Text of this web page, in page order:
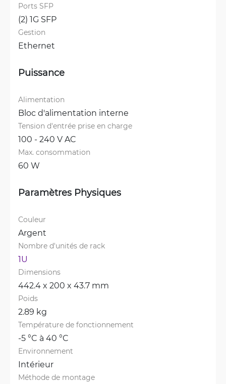
Ports SFP
(2) 1G SFP
Gestion
Ethernet
Puissance
Alimentation
Bloc d'alimentation interne
Tension d'entrée prise en charge
100 - 240 V AC
Max. consommation
60 W
Paramètres Physiques
Couleur
Argent
Nombre d'unités de rack
1U
Dimensions
442.4 x 200 x 43.7 mm
Poids
2.89 kg
Température de fonctionnement
-5 °C à 40 °C
Environnement
Intérieur
Méthode de montage